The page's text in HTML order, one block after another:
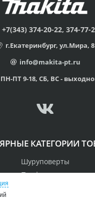
+7(343) 374-20-22, 374-77-
г.Екатеринбург, ул.Мира, 8
info@makita-pt.ru
ПН-ПТ 9-18, СБ, ВС -
КАТЕГОРИИ
Шуруповерты
Перфораторы